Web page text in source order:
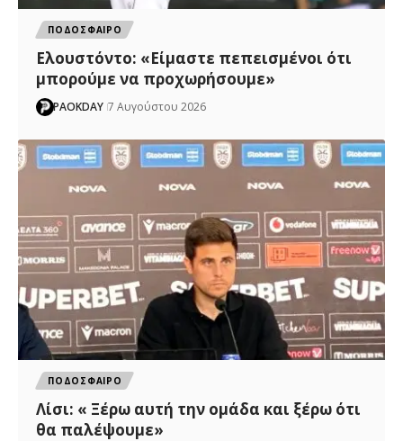
ΠΟΔΟΣΦΑΙΡΟ
Ελουστόντο: «Είμαστε πεπεισμένοι ότι
μπορούμε να προχωρήσουμε»
PAOKDAY 7 Αυγούστου 2026
ΠΟΔΟΣΦΑΙΡΟ
Λίσι: « Ξέρω αυτή την ομάδα και ξέρω ότι
θα παλέψουμε»